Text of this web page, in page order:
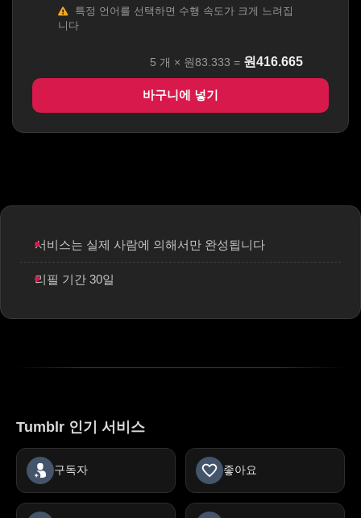
특정 언어를 선택하면 수행 속도가 크게 느려집
니다
5 개 × 원83.333 = 원416.665
바구니에 넣기
서비스는 실제 사람에 의해서만 완성됩니다
리필 기간 30일
Tumblr 인기 서비스
구독자 좋아요